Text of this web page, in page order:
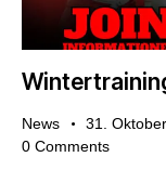
News 31.
0 Comments